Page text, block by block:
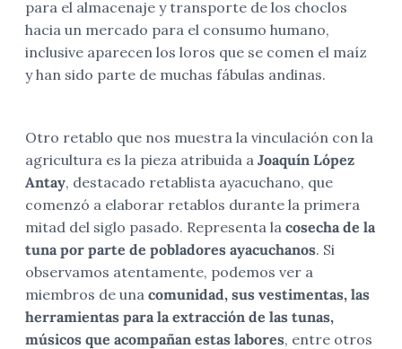
para el almacenaje y transporte de los choclos
hacia un mercado para el consumo humano,
inclusive aparecen los loros que se comen el maíz
y han sido parte de muchas fábulas andinas.
Otro retablo que nos muestra la vinculación con la
agricultura es la pieza atribuida a Joaquín López
Antay, destacado retablista ayacuchano, que
comenzó a elaborar retablos durante la primera
mitad del siglo pasado. Representa la cosecha de la
tuna por parte de pobladores ayacuchanos. Si
observamos atentamente, podemos ver a
miembros de una comunidad, sus vestimentas, las
herramientas para la extracción de las tunas,
músicos que acompañan estas labores, entre otros